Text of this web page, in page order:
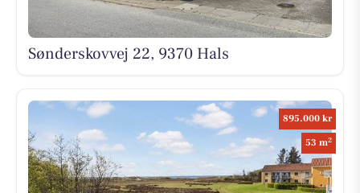
Sønderskovvej 22, 9370 Hals
895.000 kr
53 m2